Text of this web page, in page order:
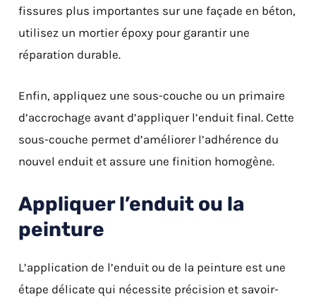
fissures plus importantes sur une façade en béton,
utilisez un mortier époxy pour garantir une
réparation durable.
Enfin, appliquez une sous-couche ou un primaire
d’accrochage avant d’appliquer l’enduit final. Cette
sous-couche permet d’améliorer l’adhérence du
nouvel enduit et assure une finition homogène.
Appliquer l’enduit ou la
peinture
L’application de l’enduit ou de la peinture est une
étape délicate qui nécessite précision et savoir-